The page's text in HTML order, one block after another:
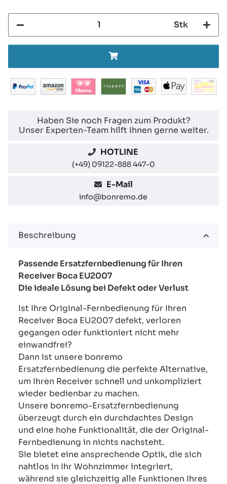
Stk
Haben Sie noch Fragen zum Produkt?
Unser Experten-Team hilft Ihnen gerne weiter.
HOTLINE
(+49) 09122-888 447-0
E-Mail
info@bonremo.de
Beschreibung
Passende Ersatzfernbedienung für Ihren
Receiver Boca EU2007
Die ideale Lösung bei Defekt oder Verlust
Ist Ihre Original-Fernbedienung für Ihren
Receiver Boca EU2007 defekt, verloren
gegangen oder funktioniert nicht mehr
einwandfrei?
Dann ist unsere bonremo
Ersatzfernbedienung die perfekte Alternative,
um Ihren Receiver schnell und unkompliziert
wieder bedienbar zu machen.
Unsere bonremo-Ersatzfernbedienung
überzeugt durch ein durchdachtes Design
und eine hohe Funktionalität, die der Original-
Fernbedienung in nichts nachsteht.
Sie bietet eine ansprechende Optik, die sich
nahtlos in Ihr Wohnzimmer integriert,
während sie gleichzeitig alle Funktionen Ihres